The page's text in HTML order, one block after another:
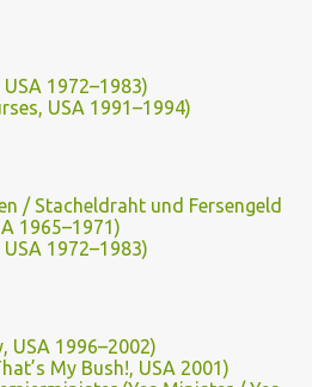
1972–1983)
USA 1991–1994)
/ Stacheldraht und Fersengeld
1965–1971)
1972–1983)
USA 1996–2002)
My Bush!, USA 2001)